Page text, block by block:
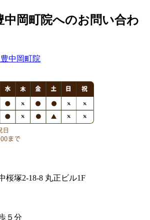
中岡町院へのお問い合わ
桜塚2-18-8 丸正ビル1F
５分